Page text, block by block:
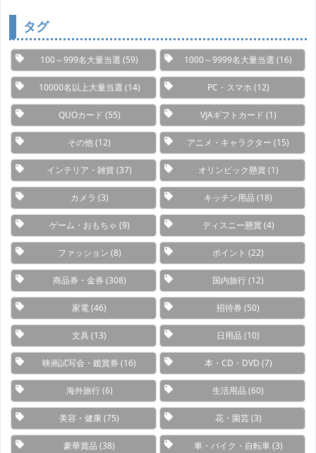
タグ
100～999名大量当選 (59) 1000～9999名大量当選 (16)
10000名以上大量当選 (14) PC・スマホ (12)
QUOカード (55) VJAギフトカード (1)
その他(12) アニメ・キャラクター (15)
インテリア・雑貨(37) オリンピック懸賞(1)
カメラ (3) キッチン用品 (18)
ゲーム・おもちゃ (9) ディスニー懸賞(4)
ファッション (8) ポイント (22)
商品券・金券 (308) 国内旅行(12)
家電(46) 招待券 (50)
文具 (13) 日用品 (10)
映画試写会・鑑賞券 (16) 本・CD・DVD (7)
海外旅行(6) 生活用品 (60)
美容・健康(75) 花・園芸(3)
豪華賞品 (38) 車・バイク・自転車(3)